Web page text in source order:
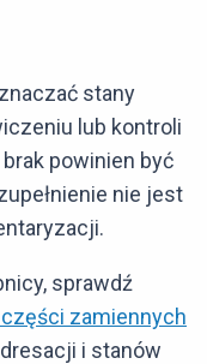
stany
lub kontroli
powinien być
nie jest
sprawdź
zamiennych
i stanów